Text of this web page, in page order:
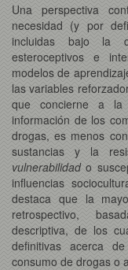
Una perspectiva
necesidad (y por
incluidas bajo la
esteroceptivos e
modelos de
las variables
que concierne a la
información de los
drogas, es menos
sustancias y la
vulnerabilidado
influencias
destaca que la
retrospectivo,
descriptiva, de los
definitivas acerca
consumo de drogas o